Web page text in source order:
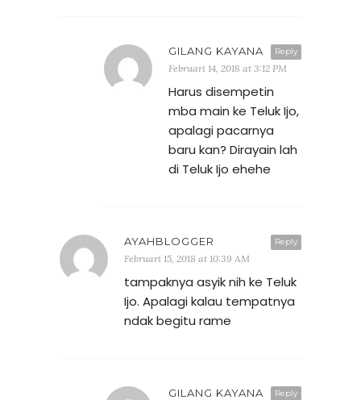
Reply
GILANG KAYANA
Februari 14, 2018 at 3:12 PM
Harus disempetin
mba main ke Teluk Ijo,
apalagi pacarnya
baru kan? Dirayain lah
di Teluk Ijo ehehe
Reply
AYAHBLOGGER
Februari 15, 2018 at 10:39 AM
tampaknya asyik nih ke Teluk
Ijo. Apalagi kalau tempatnya
ndak begitu rame
Reply
GILANG KAYANA